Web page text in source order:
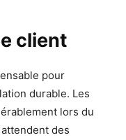
client
pour
durable. Les
lors du
des